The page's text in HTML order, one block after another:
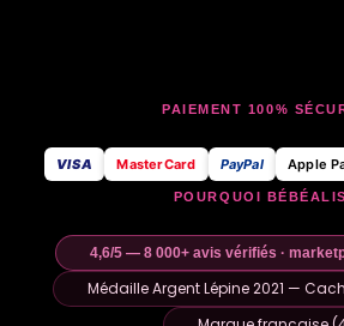
PAIEMENT 100%
VISA MasterCard PayPal Apple
POURQUOI
4,6/5 — 8 000+ avis vérifiés ·
Médaille Argent Lépine 2021 —